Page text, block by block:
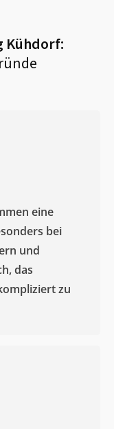
Kühdorf:
eine
bei
und
das
zu